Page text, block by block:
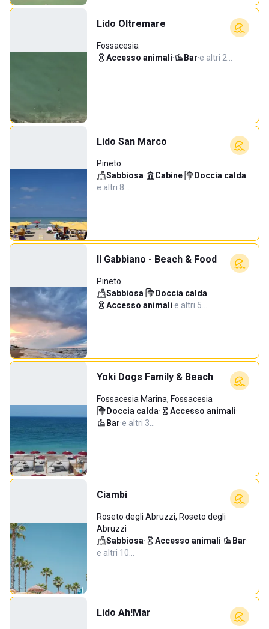
Lido Oltremare
Fossacesia
Accesso animali· Bar·e altri 2…
Lido San Marco
Pineto
Sabbiosa· Cabine· Doccia calda·
e altri 8…
Il Gabbiano - Beach & Food
Pineto
Sabbiosa· Doccia calda·
Accesso animali·e altri 5…
Yoki Dogs Family & Beach
Fossacesia Marina, Fossacesia
Doccia calda· Accesso animali·
Bar·e altri 3…
Ciambi
Roseto degli Abruzzi, Roseto degli
Abruzzi
Sabbiosa· Accesso animali· Bar·
e altri 10…
Lido Ah!Mar